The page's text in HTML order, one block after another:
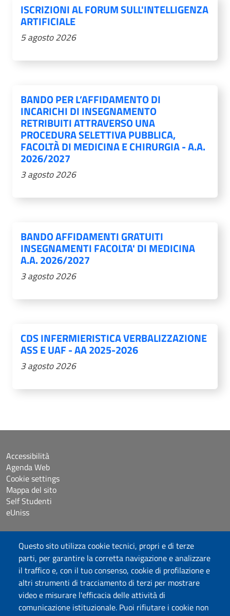
Questo sito utilizza cookie tecnici, propri e di terze
parti, per garantire la corretta navigazione e analizzare
il traffico e, con il tuo consenso, cookie di profilazione e
altri strumenti di tracciamento di terzi per mostrare
video e misurare l'efficacia delle attività di
comunicazione istituzionale. Puoi rifiutare i cookie non
ISCRIZIONI AL FORUM SULL'INTELLIGENZA
ARTIFICIALE
5 agosto 2026
BANDO PER L’AFFIDAMENTO DI
INCARICHI DI INSEGNAMENTO
RETRIBUITI ATTRAVERSO UNA
PROCEDURA SELETTIVA PUBBLICA,
FACOLTÀ DI MEDICINA E CHIRURGIA - A.A.
2026/2027
3 agosto 2026
BANDO AFFIDAMENTI GRATUITI
INSEGNAMENTI FACOLTA' DI MEDICINA
A.A. 2026/2027
3 agosto 2026
CDS INFERMIERISTICA VERBALIZZAZIONE
ASS E UAF - AA 2025-2026
3 agosto 2026
Accessibilità
Agenda Web
Cookie settings
Mappa del sito
Self Studenti
eUniss
Dichiarazione di accessibilità
Posta elettronica @uniss.it
Protocollo
Seguici su